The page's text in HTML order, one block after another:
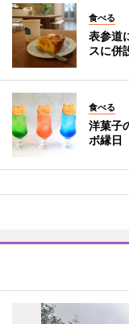
食べる
表参道
スに併
食べる
洋菓子
ボ縁日